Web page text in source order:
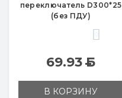
переключатель D300*25
(без ПДУ)
69.93Б
В КОРЗИНУ